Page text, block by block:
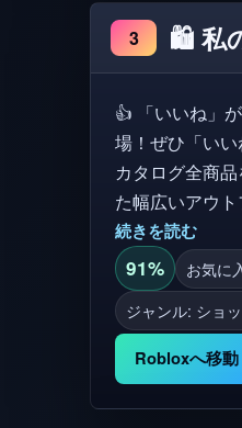
3 🛍️ 私
👍 「いいね」
場！ぜひ「いいね」をお願いしま
カタログ全商
た幅広いアウトフィット
イントを獲得
ムをゲットしよ
トリに追加され、すべ
ョップ追加：ロバ
いポイントショップアイテム ボイスチャッ
ートも近日公開
続きを読む
91% お気に
ジャンル: ショ
Robloxへ移動